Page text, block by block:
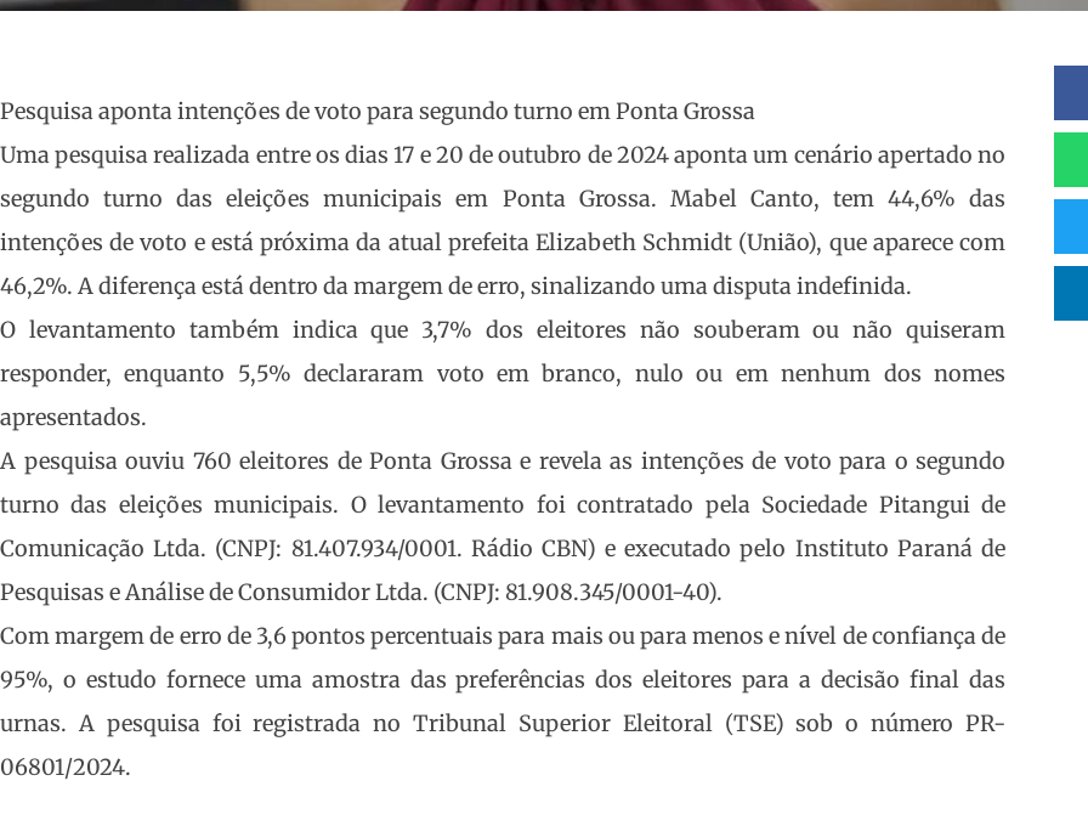
Pesquisa aponta intenções de voto para segundo turno em Ponta Grossa
Uma pesquisa realizada entre os dias 17 e 20 de outubro de 2024 aponta um cenário apertado no
segundo turno das eleições municipais em Ponta Grossa. Mabel Canto, tem 44,6% das
intenções de voto e está próxima da atual prefeita Elizabeth Schmidt (União), que aparece com
46,2%. A diferença está dentro da margem de erro, sinalizando uma disputa indefinida.
O levantamento também indica que 3,7% dos eleitores não souberam ou não quiseram
responder, enquanto 5,5% declararam voto em branco, nulo ou em nenhum dos nomes
apresentados.
A pesquisa ouviu 760 eleitores de Ponta Grossa e revela as intenções de voto para o segundo
turno das eleições municipais. O levantamento foi contratado pela Sociedade Pitangui de
Comunicação Ltda. (CNPJ: 81.407.934/0001. Rádio CBN) e executado pelo Instituto Paraná de
Pesquisas e Análise de Consumidor Ltda. (CNPJ: 81.908.345/0001-40).
Com margem de erro de 3,6 pontos percentuais para mais ou para menos e nível de confiança de
95%, o estudo fornece uma amostra das preferências dos eleitores para a decisão final das
urnas. A pesquisa foi registrada no Tribunal Superior Eleitoral (TSE) sob o número PR-
06801/2024.